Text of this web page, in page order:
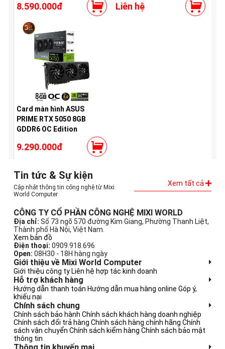
8.590.000đ Liên hệ
Card màn hình ASUS
PRIME RTX 5050 8GB
GDDR6 OC Edition
9.290.000đ
Tin tức & Sự kiện
Cập nhật thông tin công nghệ từ Mixi
World Computer
Xem tất cả
CÔNG TY CỔ PHẦN CÔNG NGHỆ MIXI WORLD
Địa chỉ: Số 73 ngõ 570 đường Kim Giang, Phường Thanh Liệt,
Thành phố Hà Nội, Việt Nam.
Xem bản đồ
Điện thoại: 0909.918.696
Open: 08H30 - 18H hàng ngày
Giới thiệu về Mixi World Computer
Giới thiệu công ty Liên hệ hợp tác kinh doanh
Hỗ trợ khách hàng
Hướng dẫn thanh toán Hướng dẫn mua hàng online Góp ý,
khiếu nại
Chính sách chung
Chính sách bảo hành Chính sách khách hàng doanh nghiệp
Chính sách đổi trả hàng Chính sách hàng chính hãng Chính
sách vận chuyển Chính sách kiểm hàng Chính sách bảo mật
thông tin